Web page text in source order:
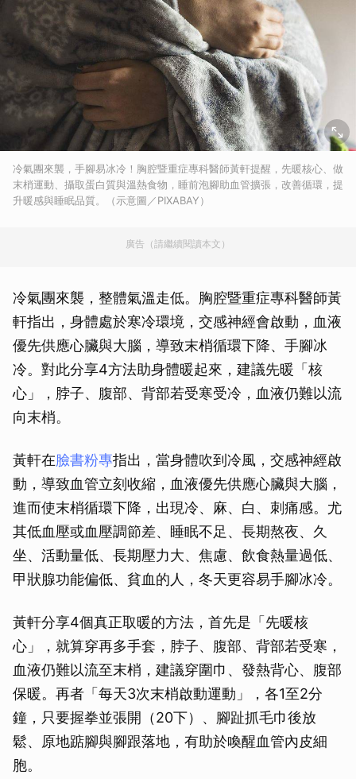
冷氣團來襲，手腳易冰冷！胸腔暨重症專科醫師黃軒提醒，先暖核心、做
末梢運動、攝取蛋白質與溫熱食物，睡前泡腳助血管擴張，改善循環，提
升暖感與睡眠品質。（示意圖／PIXABAY）
廣告（請繼續閱讀本文）
冷氣團來襲，整體氣溫走低。胸腔暨重症專科醫師黃
軒指出，身體處於寒冷環境，交感神經會啟動，血液
優先供應心臟與大腦，導致末梢循環下降、手腳冰
冷。對此分享4方法助身體暖起來，建議先暖「核
心」，脖子、腹部、背部若受寒受冷，血液仍難以流
向末梢。
黃軒在臉書粉專指出，當身體吹到冷風，交感神經啟
動，導致血管立刻收縮，血液優先供應心臟與大腦，
進而使末梢循環下降，出現冷、麻、白、刺痛感。尤
其低血壓或血壓調節差、睡眠不足、長期熬夜、久
坐、活動量低、長期壓力大、焦慮、飲食熱量過低、
甲狀腺功能偏低、貧血的人，冬天更容易手腳冰冷。
黃軒分享4個真正取暖的方法，首先是「先暖核
心」，就算穿再多手套，脖子、腹部、背部若受寒，
血液仍難以流至末梢，建議穿圍巾、發熱背心、腹部
保暖。再者「每天3次末梢啟動運動」，各1至2分
鐘，只要握拳並張開（20下）、腳趾抓毛巾後放
鬆、原地踮腳與腳跟落地，有助於喚醒血管內皮細
胞。